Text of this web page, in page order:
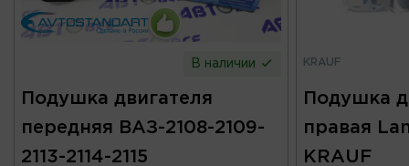
В наличии
Подушка двигателя
передняя ВАЗ-2108-2109-
2113-2114-2115
KRAUF
Подушка
правая
KRAUF